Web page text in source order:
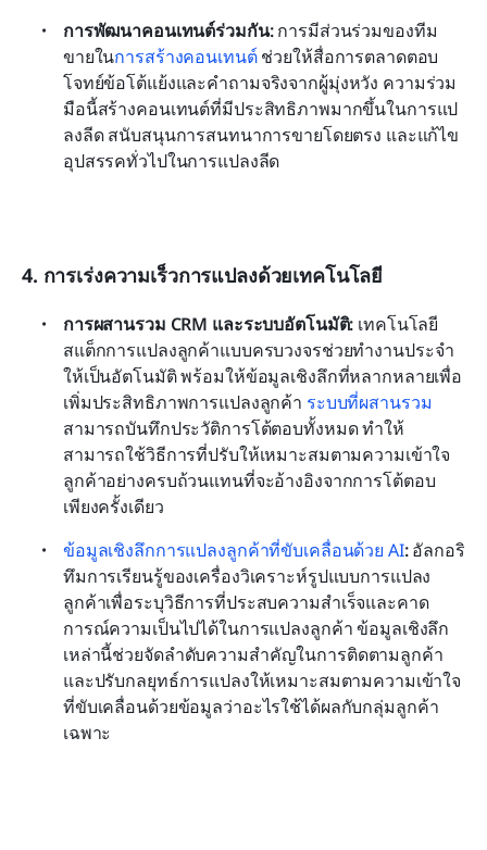
การพัฒนาคอนเทนต์ร่วมกัน: การมีส่วนร่วมของทีม
ขายในการสร้างคอนเทนต์ ช่วยให้สื่อการตลาดตอบ
โจทย์ข้อโต้แย้งและคำถามจริงจากผู้มุ่งหวัง ความร่วม
มือนี้สร้างคอนเทนต์ที่มีประสิทธิภาพมากขึ้นในการแป
ลงลีด สนับสนุนการสนทนาการขายโดยตรง และแก้ไข
อุปสรรคทั่วไปในการแปลงลีด
4. การเร่งความเร็วการแปลงด้วยเทคโนโลยี
การผสานรวม CRM และระบบอัตโนมัติ: เทคโนโลยี
สแต็กการแปลงลูกค้าแบบครบวงจรช่วยทำงานประจำ
ให้เป็นอัตโนมัติ พร้อมให้ข้อมูลเชิงลึกที่หลากหลายเพื่อ
เพิ่มประสิทธิภาพการแปลงลูกค้า ระบบที่ผสานรวม
สามารถบันทึกประวัติการโต้ตอบทั้งหมด ทำให้
สามารถใช้วิธีการที่ปรับให้เหมาะสมตามความเข้าใจ
ลูกค้าอย่างครบถ้วนแทนที่จะอ้างอิงจากการโต้ตอบ
เพียงครั้งเดียว
ข้อมูลเชิงลึกการแปลงลูกค้าที่ขับเคลื่อนด้วย AI: อัลกอริ
ทึมการเรียนรู้ของเครื่องวิเคราะห์รูปแบบการแปลง
ลูกค้าเพื่อระบุวิธีการที่ประสบความสำเร็จและคาด
การณ์ความเป็นไปได้ในการแปลงลูกค้า ข้อมูลเชิงลึก
เหล่านี้ช่วยจัดลำดับความสำคัญในการติดตามลูกค้า
และปรับกลยุทธ์การแปลงให้เหมาะสมตามความเข้าใจ
ที่ขับเคลื่อนด้วยข้อมูลว่าอะไรใช้ได้ผลกับกลุ่มลูกค้า
เฉพาะ